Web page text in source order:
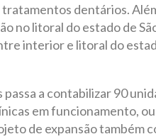
dentários.
no litoral do estado de
interior e litoral do
a contabilizar 90
em funcionamento,
de expansão também